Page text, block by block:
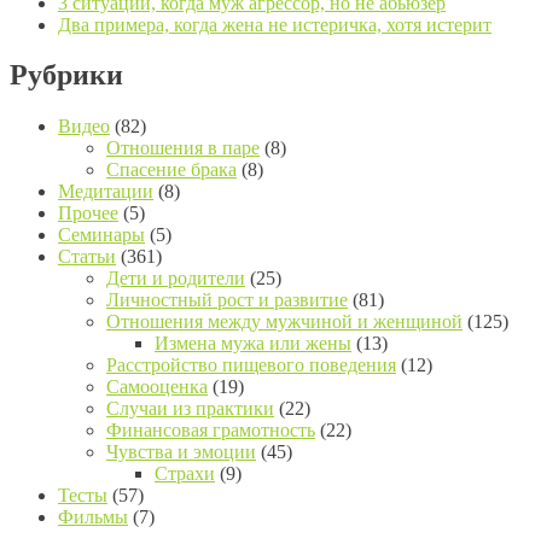
Два примера, когда жена не истеричка, хотя истерит
Рубрики
Видео (82)
Отношения в паре (8)
Спасение брака (8)
Медитации (8)
Прочее (5)
Семинары (5)
Статьи (361)
Дети и родители (25)
Личностный рост и развитие (81)
Отношения между мужчиной и женщиной (125)
Измена мужа или жены (13)
Расстройство пищевого поведения (12)
Самооценка (19)
Случаи из практики (22)
Финансовая грамотность (22)
Чувства и эмоции (45)
Страхи (9)
Тесты (57)
Фильмы (7)